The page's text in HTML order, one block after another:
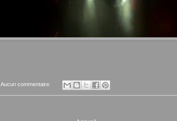
Aucun commentaire: